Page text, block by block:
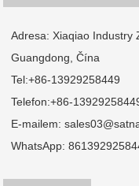
Adresa: Xiaqiao Industry
Guangdong, Čína
Tel:+86-13929258449
Telefon:+86-
E-mailem:
WhatsApp: